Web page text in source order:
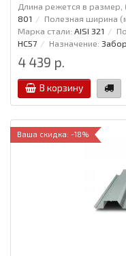
Длина режется в размер,
801
Полезная ширина
Марка стали: AISI 321
НС57
Назначение:
4 439 р.
В корзину
Ваша скидка: -18%